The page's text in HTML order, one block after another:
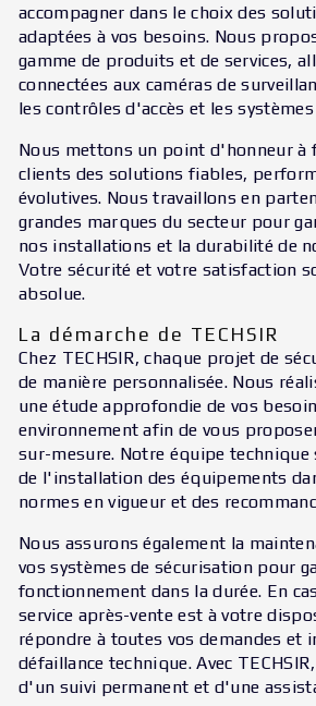
accompagner dans le choix des
adaptées à vos besoins. Nous
gamme de produits et de services,
connectées aux caméras de
les contrôles d'accès et les
Nous mettons un point d'honneur à
clients des solutions fiables,
évolutives. Nous travaillons en
grandes marques du secteur pour
nos installations et la durabilité de
Votre sécurité et votre satisfaction
absolue.
La démarche de TECHSIR
Chez TECHSIR, chaque projet de
de manière personnalisée. Nous
une étude approfondie de vos
environnement afin de vous
sur-mesure. Notre équipe technique
de l'installation des équipements
normes en vigueur et des
Nous assurons également la
vos systèmes de sécurisation pour
fonctionnement dans la durée. En
service après-vente est à votre
répondre à toutes vos demandes et
défaillance technique. Avec
d'un suivi permanent et d'une